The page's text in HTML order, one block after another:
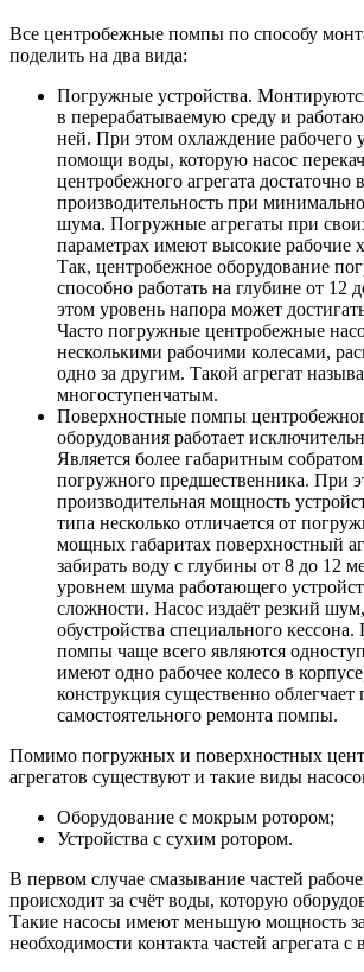
Все центробежные помпы по способу
поделить на два вида:
Погружные устройства.
в перерабатываемую среду и
ней. При этом охлаждение рабочего
помощи воды, которую насос
центробежного агрегата достаточно
производительность при
шума. Погружные агрегаты при
параметрах имеют высокие рабочие
Так, центробежное оборудование
способно работать на глубине от 12
этом уровень напора может
Часто погружные центробежные
несколькими рабочими колесами,
одно за другим. Такой агрегат
многоступенчатым.
Поверхностные помпы
оборудования работает
Является более габаритным
погружного предшественника. При
производительная мощность
типа несколько отличается от
мощных габаритах поверхностный
забирать воду с глубины от 8 до 12
уровнем шума работающего
сложности. Насос издаёт резкий
обустройства специального
помпы чаще всего являются
имеют одно рабочее колесо в
конструкция существенно облегчает
самостоятельного ремонта помпы.
Помимо погружных и поверхностных
агрегатов существуют и такие виды
Оборудование с мокрым ротором;
Устройства с сухим ротором.
В первом случае смазывание частей
происходит за счёт воды, которую
Такие насосы имеют меньшую мощность
необходимости контакта частей агрегата с